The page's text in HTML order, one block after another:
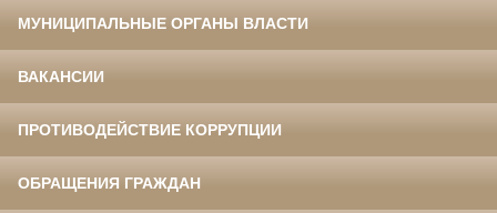
МУНИЦИПАЛЬНЫЕ ОРГАНЫ ВЛАСТИ
ВАКАНСИИ
ПРОТИВОДЕЙСТВИЕ КОРРУПЦИИ
ОБРАЩЕНИЯ ГРАЖДАН